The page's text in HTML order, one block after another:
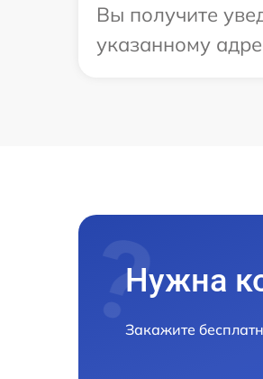
Вы получите
указанному
Нужна
Закажите